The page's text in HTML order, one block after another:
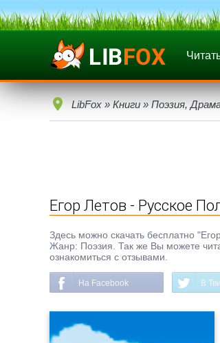
LibFox » Книги » Поэзия,
Егор Летов - Русское
Здесь можно скачать бесплатно
Жанр: Поэзия. Так же Вы можете
ознакомиться с отзывами.
На Facebook В